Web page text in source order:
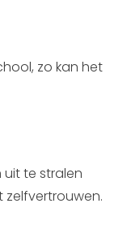
zo kan het
uit te stralen
zelfvertrouwen.